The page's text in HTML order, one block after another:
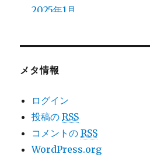
2025年1月
2024年11月
2024年9月
2024年7月
2024年6月
2024年5月
2024年4月
メタ情報
ログイン
投稿のRSS
コメントのRSS
WordPress.org